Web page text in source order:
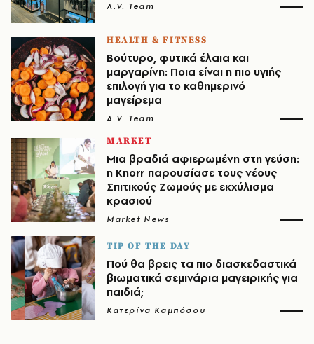
A.V. Team
HEALTH & FITNESS
Βούτυρο, φυτικά έλαια και
μαργαρίνη: Ποια είναι η πιο υγιής
επιλογή για το καθημερινό
μαγείρεμα
A.V. Team
MARKET
Μια βραδιά αφιερωμένη στη γεύση:
η Knorr παρουσίασε τους νέους
Σπιτικούς Ζωμούς με εκχύλισμα
κρασιού
Market News
TIP OF THE DAY
Πού θα βρεις τα πιο διασκεδαστικά
βιωματικά σεμινάρια μαγειρικής για
παιδιά;
Κατερίνα Καμπόσου